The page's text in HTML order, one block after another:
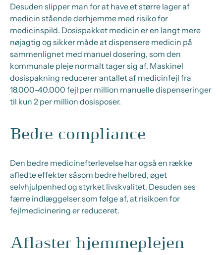
Desuden slipper man for at have et større lager af
medicin stående derhjemme med risiko for
medicinspild. Dosispakket medicin er en langt mere
nøjagtig og sikker måde at dispensere medicin på
sammenlignet med manuel dosering, som den
kommunale pleje normalt tager sig af. Maskinel
dosispakning reducerer antallet af medicinfejl fra
18.000-40.000 fejl per million manuelle dispenseringer
til kun 2 per million dosisposer.
Bedre compliance
Den bedre medicinefterlevelse har også en række
afledte effekter såsom bedre helbred, øget
selvhjulpenhed og styrket livskvalitet. Desuden ses
færre indlæggelser som følge af, at risikoen for
fejlmedicinering er reduceret.
Aflaster hjemmeplejen